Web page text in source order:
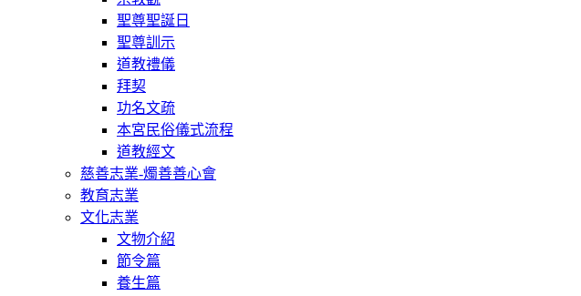
聖尊聖誕日
聖尊訓示
道教禮儀
拜契
功名文疏
本宮民俗儀式流程
道教經文
慈善志業-燭善善心會
教育志業
文化志業
文物介紹
節令篇
養生篇